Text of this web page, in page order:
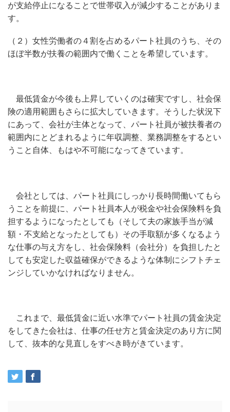
が支給停止になることで世帯収入が減少することがありま
す。
（２）女性労働者の４割を占めるパート社員のうち、その
ほぼ半数が扶養の範囲内で働くことを希望しています。
最低賃金が今後も上昇していくのは確実ですし、社会保
険の適用範囲もさらに拡大していきます。そうした状況下
にあって、会社が主体となって、パート社員が被扶養者の
範囲内にとどまれるように年収調整、業務調整をするとい
うこと自体、もはや不可能になってきています。
会社としては、パート社員にしっかり長時間働いてもら
うことを前提に、パート社員本人が税金や社会保険料を負
担するようになったとしても（そして夫の家族手当が減
額・不支給となったとしても）その手取額が多くなるよう
な仕事の与え方をし、社会保険料（会社分）を負担したと
しても安定した収益確保ができるような体制にシフトチェ
ンジしていかなければなりません。
これまで、最低賃金に近い水準でパート社員の賃金決定
をしてきた会社は、仕事の任せ方と賃金決定のあり方に関
して、抜本的な見直しをすべき時がきています。